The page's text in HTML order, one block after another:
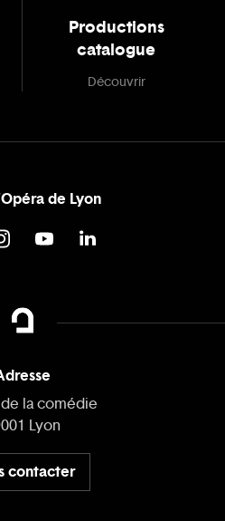
Productions
catalogue
Découvrir
de Lyon
la comédie
Lyon
contacter